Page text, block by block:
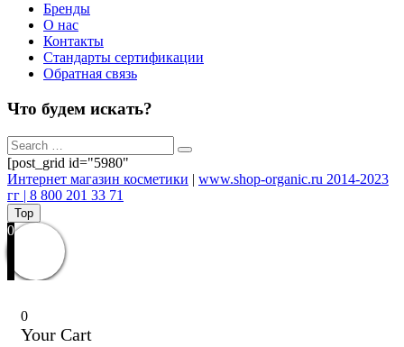
Бренды
О нас
Контакты
Стандарты сертификации
Обратная связь
Что будем искать?
[post_grid id="5980"
Интернет магазин косметики | www.shop-organic.ru 2014-2023
гг | 8 800 201 33 71
Top
0
0
Your Cart